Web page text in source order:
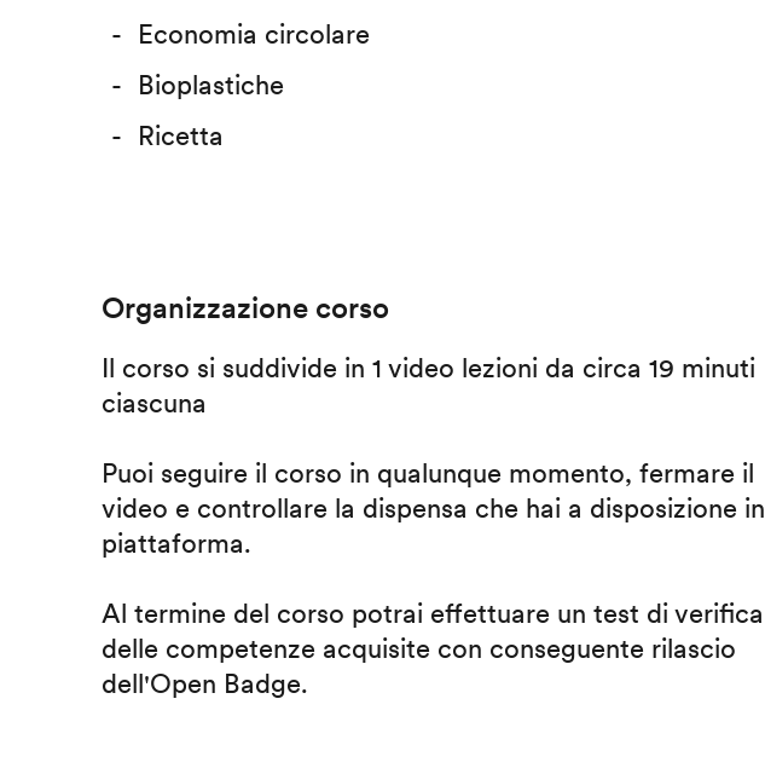
Economia circolare
Bioplastiche
Ricetta
Organizzazione corso
Il corso si suddivide in 1 video lezioni da circa 19 minuti
ciascuna
Puoi seguire il corso in qualunque momento, fermare il
video e controllare la dispensa che hai a disposizione in
piattaforma.
Al termine del corso potrai effettuare un test di verifica
delle competenze acquisite con conseguente rilascio
dell'Open Badge.